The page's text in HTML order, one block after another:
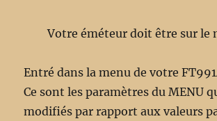
Votre éméteur doit être sur le
Entré dans la menu de votre
Ce sont les paramètres du MENU
modifiés par rapport aux valeurs